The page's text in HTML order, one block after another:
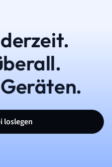
loslegen